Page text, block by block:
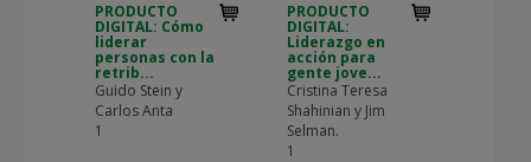
PRODUCTO
DIGITAL: Cómo
liderar
personas con la
retrib...
Guido Stein y
Carlos Anta
1
PRODUCTO
DIGITAL:
Liderazgo en
acción para
gente jove...
Cristina Teresa
Shahinian y Jim
Selman.
1